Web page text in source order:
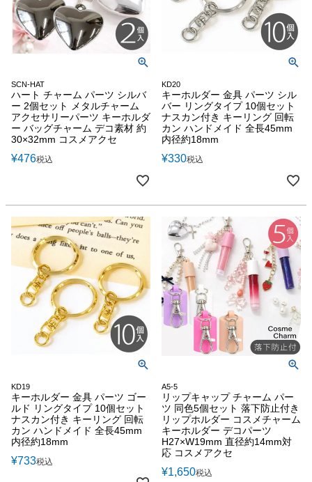
SCN-HAT
ハート チャーム パーツ シルバ
ー 2個セット メタルチャーム
アクセサリーパーツ キーホルダ
ー バッグチャーム デコ素材 約
30×32mm コスメアクセ
¥476税込
KD20
キーホルダー 金具 パーツ シル
バー リングタイプ 10個セット
ナスカン付き キーリング 回転
カン ハンドメイド 全長45mm
内径約18mm
¥330税込
KD19
キーホルダー 金具 パーツ ゴー
ルド リングタイプ 10個セット
ナスカン付き キーリング 回転
カン ハンドメイド 全長45mm
内径約18mm
¥733税込
A5-5
リップキャップ チャーム パー
ツ 同色5個セット 落下防止付き
リップホルダー コスメチャーム
キーホルダー デコパーツ
H27×W19mm 直径約14mm対
応 コスメアクセ
¥1,650税込